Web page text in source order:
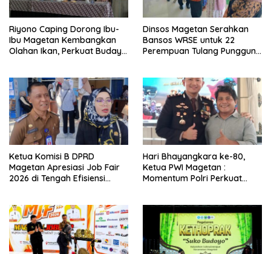
Riyono Caping Dorong Ibu-
Ibu Magetan Kembangkan
Olahan Ikan, Perkuat Budaya
Dinsos Magetan Serahkan
Bansos WRSE untuk 22
Perempuan Tulang Punggung
Ketua Komisi B DPRD
Magetan Apresiasi Job Fair
2026 di Tengah Efisiensi
Hari Bhayangkara ke-80,
Ketua PWI Magetan :
Momentum Polri Perkuat